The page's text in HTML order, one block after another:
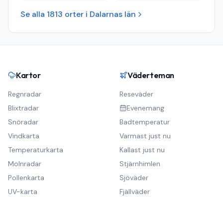
Se alla 1813 orter i Dalarnas län
Kartor
Regnradar
Blixtradar
Snöradar
Vindkarta
Temperaturkarta
Molnradar
Pollenkarta
UV-karta
Väderteman
Reseväder
Evenemang
Badtemperatur
Varmast just nu
Kallast just nu
Stjärnhimlen
Sjöväder
Fjällväder